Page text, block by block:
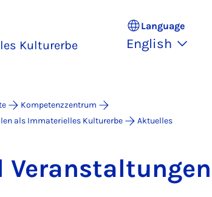
Kulturerbe
Language
English
Kompetenzzentrum
als Immaterielles Kulturerbe
Aktuelles